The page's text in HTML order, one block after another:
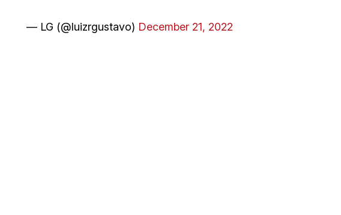
— LG (@luizrgustavo) December 21, 2022